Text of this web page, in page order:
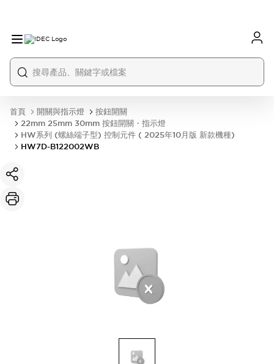
首頁 開關與指示燈
按鈕開關
22mm 25mm 30mm 按鈕開關・指示燈
HW系列 (螺絲端子型) 控制元件 ( 2025年10月版 新款機種)
HW7D-B122002WB